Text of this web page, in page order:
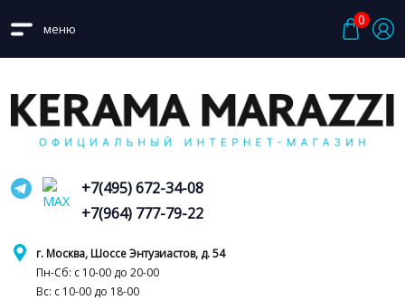
меню
0
г. Москва, Шоссе Энтузиастов, д. 54
Пн-Сб: с 10-00 до 20-00
Вс: с 10-00 до 18-00
+7(495) 672-34-08
+7(964) 777-79-22